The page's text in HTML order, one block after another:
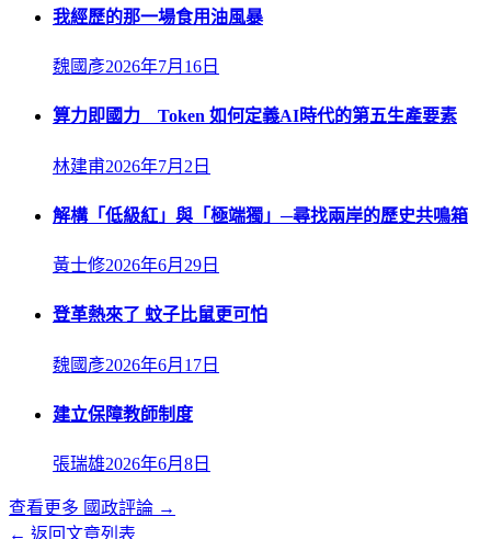
我經歷的那一場食用油風暴
魏國彥2026年7月16日
算力即國力 Token 如何定義AI時代的第五生產要素
林建甫2026年7月2日
解構「低級紅」與「極端獨」─尋找兩岸的歷史共鳴箱
黃士修2026年6月29日
登革熱來了 蚊子比鼠更可怕
魏國彥2026年6月17日
建立保障教師制度
張瑞雄2026年6月8日
查看更多 國政評論 →
← 返回文章列表